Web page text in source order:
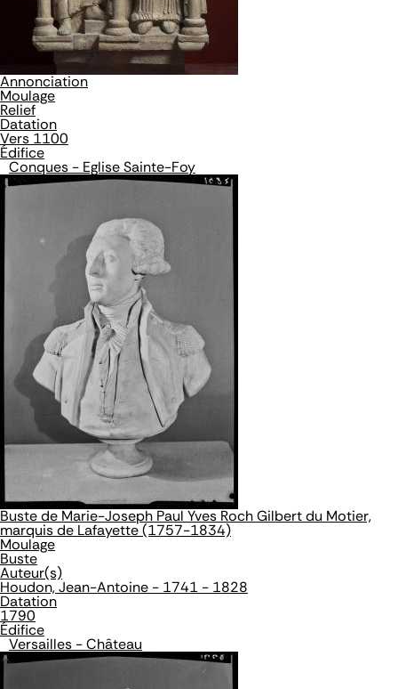
Annonciation
Moulage
Relief
Datation
Vers 1100
Édifice
Conques - Eglise Sainte-Foy
Buste de Marie-Joseph Paul Yves Roch Gilbert du Motier,
marquis de Lafayette (1757-1834)
Moulage
Buste
Auteur(s)
Houdon, Jean-Antoine - 1741 - 1828
Datation
1790
Édifice
Versailles - Château